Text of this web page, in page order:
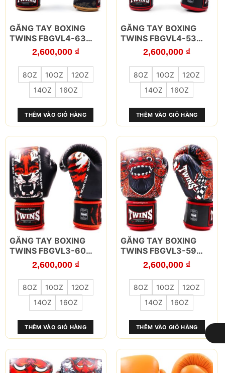
LỌC
8OZ 10OZ
12OZ
14OZ
16OZ
GĂNG TAY BOXING
TWINS FBGVL4-63
YAK THAI2,600,000 ₫
THÊM VÀO GIỎ HÀNG
Sản
phẩm
có
nhiều
biến
thể.
Các
chọn
có
thể
được
chọn
trên
trang
8OZ 10OZ
12OZ
14OZ
16OZ
GĂNG TAY BOXING
TWINS FBGVL4-53
SKULL Đỏ2,600,000 ₫
THÊM VÀO GIỎ HÀNG
Sản
phẩm
có
nhiều
biến
thể.
Các
chọn
có
thể
được
chọn
trên
trang
8OZ 10OZ
12OZ
14OZ
16OZ
GĂNG TAY BOXING
TWINS FBGVL3-60
PAYAK2,600,000 ₫
THÊM VÀO GIỎ HÀNG
Sản
phẩm
có
nhiều
biến
thể.
Các
tùy
chọn
có
thể
được
chọn
8OZ 10OZ
12OZ
14OZ
16OZ
GĂNG TAY BOXING
TWINS FBGVL3-59
BARONG2,600,000 ₫
THÊM VÀO GIỎ HÀNG
Sản
phẩm
có
nhiều
biến
thể.
Các
tùy
chọn
có
thể
được
chọn